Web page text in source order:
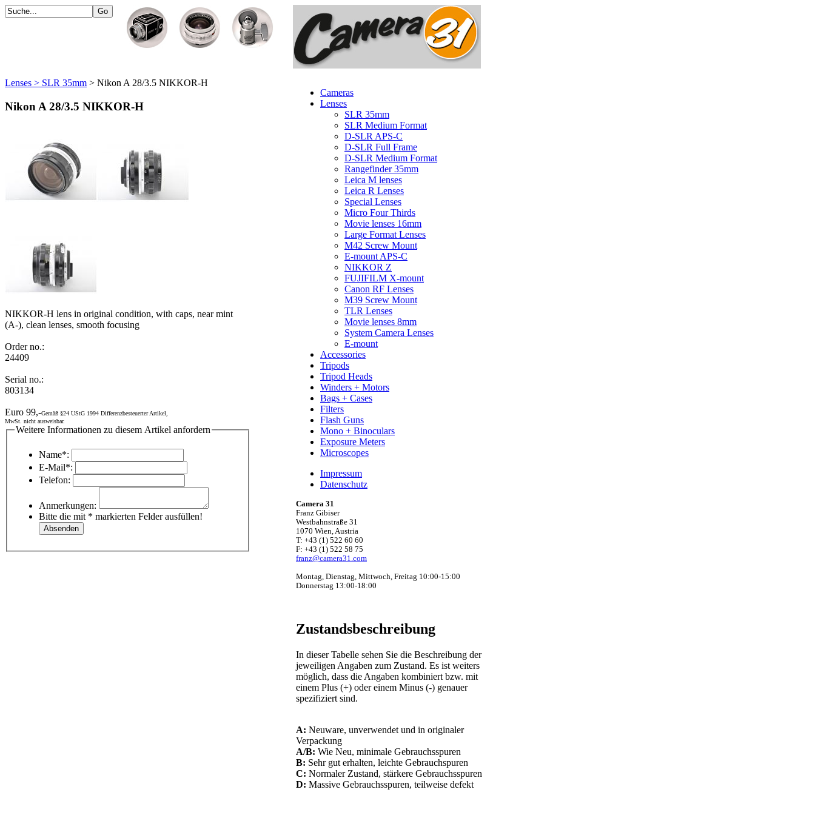
Lenses > SLR 35mm > Nikon A 28/3.5 NIKKOR-H
Nikon A 28/3.5 NIKKOR-H
NIKKOR-H lens in original condition, with caps, near mint
(A-), clean lenses, smooth focusing
Order no.:
24409
Serial no.:
803134
Euro 99,-Gemäß §24 UStG 1994 Differenzbesteuerter Artikel,
MwSt. nicht ausweisbar.
Weitere Informationen zu diesem Artikel anfordern
Name*:
E-Mail*:
Telefon:
Anmerkungen:
Bitte die mit * markierten Felder ausfüllen!
Cameras
Lenses
SLR 35mm
SLR Medium Format
D-SLR APS-C
D-SLR Full Frame
D-SLR Medium Format
Rangefinder 35mm
Leica M lenses
Leica R Lenses
Special Lenses
Micro Four Thirds
Movie lenses 16mm
Large Format Lenses
M42 Screw Mount
E-mount APS-C
NIKKOR Z
FUJIFILM X-mount
Canon RF Lenses
M39 Screw Mount
TLR Lenses
Movie lenses 8mm
System Camera Lenses
E-mount
Accessories
Tripods
Tripod Heads
Winders + Motors
Bags + Cases
Filters
Flash Guns
Mono + Binoculars
Exposure Meters
Microscopes
Impressum
Datenschutz
Camera 31
Franz Gibiser
Westbahnstraße 31
1070 Wien, Austria
T: +43 (1) 522 60 60
F: +43 (1) 522 58 75
franz@camera31.com
Montag, Dienstag, Mittwoch, Freitag 10:00-15:00
Donnerstag 13:00-18:00
Zustandsbeschreibung
In dieser Tabelle sehen Sie die Beschreibung der
jeweiligen Angaben zum Zustand. Es ist weiters
möglich, dass die Angaben kombiniert bzw. mit
einem Plus (+) oder einem Minus (-) genauer
spezifiziert sind.
A: Neuware, unverwendet und in originaler
Verpackung
A/B: Wie Neu, minimale Gebrauchsspuren
B: Sehr gut erhalten, leichte Gebrauchspuren
C: Normaler Zustand, stärkere Gebrauchsspuren
D: Massive Gebrauchsspuren, teilweise defekt